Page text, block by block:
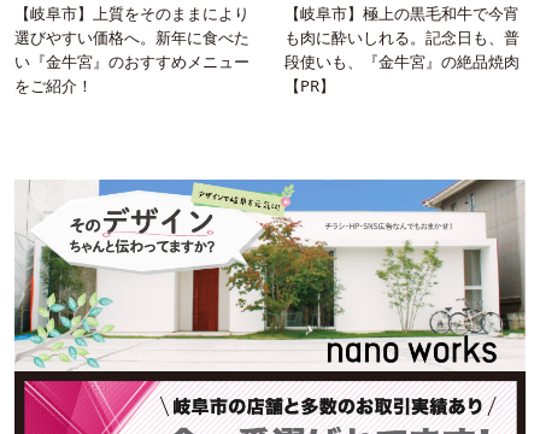
【岐阜市】上質をそのままにより
選びやすい価格へ。新年に食べた
い『金牛宮』のおすすめメニュー
をご紹介！
【岐阜市】極上の黒毛和牛で今宵
も肉に酔いしれる。記念日も、普
段使いも、『金牛宮』の絶品焼肉
【PR】